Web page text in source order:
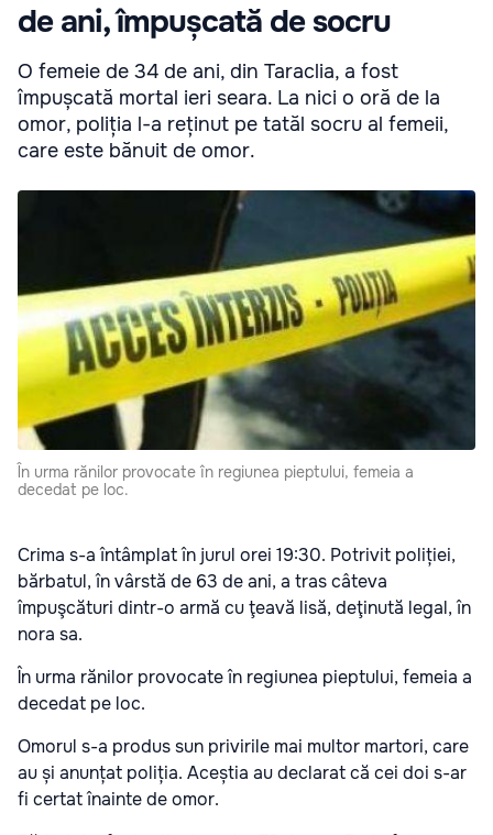
de ani, împușcată de socru
O femeie de 34 de ani, din Taraclia, a fost
împușcată mortal ieri seara. La nici o oră de la
omor, poliția l-a reținut pe tatăl socru al femeii,
care este bănuit de omor.
În urma rănilor provocate în regiunea pieptului, femeia a
decedat pe loc.
Crima s-a întâmplat în jurul orei 19:30. Potrivit poliției,
bărbatul, în vârstă de 63 de ani, a tras câteva
împuşcături dintr-o armă cu ţeavă lisă, deţinută legal, în
nora sa.
În urma rănilor provocate în regiunea pieptului, femeia a
decedat pe loc.
Omorul s-a produs sun privirile mai multor martori, care
au și anunțat poliția. Aceștia au declarat că cei doi s-ar
fi certat înainte de omor.